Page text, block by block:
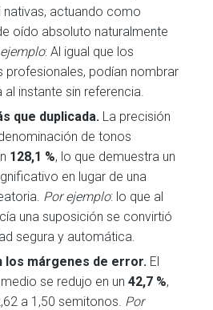
nativas, actuando como
oído absoluto naturalmente
: Al igual que los
profesionales, podían nombrar
instante sin referencia.
que duplicada. La precisión
de tonos
128,1 %, lo que demuestra un
en lugar de una
Por ejemplo: lo que al
una suposición se convirtió
segura y automática.
los márgenes de error. El
se redujo en un42,7 %,
a 1,50 semitonos. Por